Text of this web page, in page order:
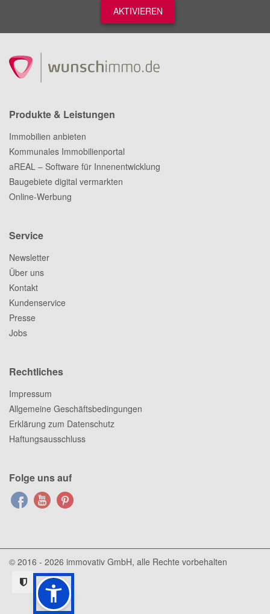
AKTIVIEREN
Produkte & Leistungen
Immobilien anbieten
Kommunales Immobilienportal
aREAL – Software für Innenentwicklung
Baugebiete digital vermarkten
Online-Werbung
Service
Newsletter
Über uns
Kontakt
Kundenservice
Presse
Jobs
Rechtliches
Impressum
Allgemeine Geschäftsbedingungen
Erklärung zum Datenschutz
Haftungsausschluss
Folge uns auf
© 2016 - 2026 immovativ GmbH, alle Rechte vorbehalten